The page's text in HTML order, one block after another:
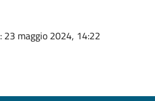
: 23 maggio 2024, 14:22